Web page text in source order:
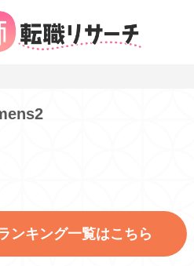
ンキング一覧はこちら